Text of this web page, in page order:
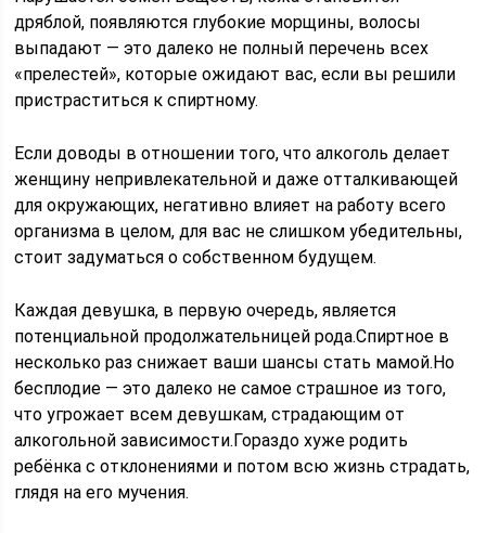
дряблой, появляются глубокие морщины, волосы
выпадают — это далеко не полный перечень всех
«прелестей», которые ожидают вас, если вы решили
пристраститься к спиртному.
Если доводы в отношении того, что алкоголь делает
женщину непривлекательной и даже отталкивающей
для окружающих, негативно влияет на работу всего
организма в целом, для вас не слишком убедительны,
стоит задуматься о собственном будущем.
Каждая девушка, в первую очередь, является
потенциальной продолжательницей рода.Спиртное в
несколько раз снижает ваши шансы стать мамой.Но
бесплодие — это далеко не самое страшное из того,
что угрожает всем девушкам, страдающим от
алкогольной зависимости.Гораздо хуже родить
ребёнка с отклонениями и потом всю жизнь страдать,
глядя на его мучения.